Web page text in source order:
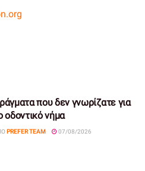
που δεν γνωρίζατε για
οδοντικό νήμα
PREFER TEAM 07/08/2026